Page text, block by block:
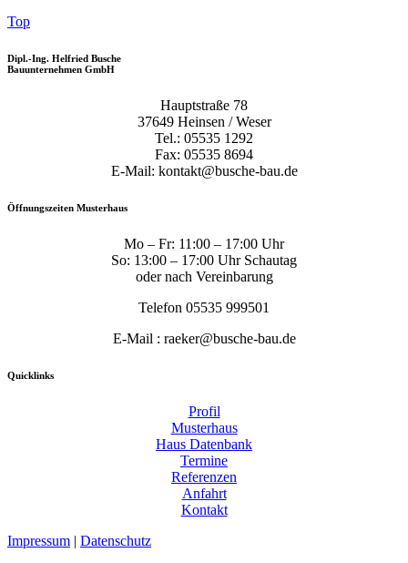
Top
Dipl.-Ing. Helfried Busche
Bauunternehmen GmbH
Hauptstraße 78
37649 Heinsen / Weser
Tel.: 05535 1292
Fax: 05535 8694
E-Mail: kontakt@busche-bau.de
Öffnungszeiten Musterhaus
Mo – Fr: 11:00 – 17:00 Uhr
So: 13:00 – 17:00 Uhr Schautag
oder nach Vereinbarung
Telefon 05535 999501
E-Mail : raeker@busche-bau.de
Quicklinks
Profil
Musterhaus
Haus Datenbank
Termine
Referenzen
Anfahrt
Kontakt
Impressum | Datenschutz